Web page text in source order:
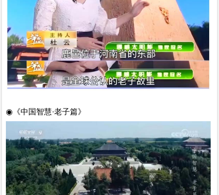
◉ 《中国智慧·老子篇》